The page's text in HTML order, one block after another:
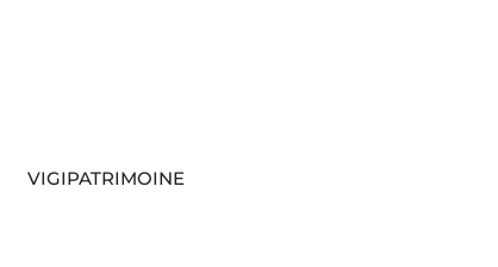
VIGIPATRIMOINE